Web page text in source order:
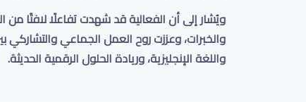
ويُشار إلى أن الفعالية قد شهدت تفاعلًا لافتًا من
والخبرات، وعززت روح العمل الجماعي والتشاركي
واللغة الإنجليزية، وريادة الحلول الرقمية الحديثة.